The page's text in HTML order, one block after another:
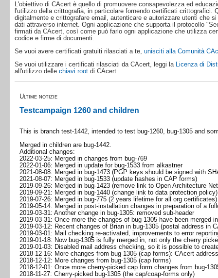
L'obiettivo di CAcert è quello di promuovere consapevolezza ed
l'utilizzo della crittografia, in particolare fornendo certificati
digitalmente e crittografare email, autenticare e autorizzare utenti che
dati attraverso internet. Ogni applicazione che supporta il protocollo
firmati da CAcert, così come può farlo ogni applicazione che utilizza
codice e firme di documenti.
Se vuoi avere certificati gratuiti rilasciati a te, unisciti alla Comunità
Se vuoi utilizzare i certificati rilasciati da CAcert, leggi la
Licenza di
all'utilizzo delle chiavi root di CAcert.
Ultime notizie
Testcampaign 1260 and children
This is branch test-1442, intended to test bug-1260, bug-1305 and
Merged in children are bug-1442.
Additional changes:
2022-03-25: Merged in changes from bug-769
2022-01-06: Merged in update for bug-1533 from alkastner
2021-08-08: Merged in bug-1473 (PGP keys should be signed with
2021-08-07: Merged in bug-1533 (update hashes in CAP forms)
2019-09-26: Merged in bug-1423 (remove link to Open Architecture
2019-09-21: Merged in bug-1440 (change link to data protection policy)
2019-07-26: Merged in bug-775 (2 years lifetime for all org certificates)
2019-05-14: Merged in post-installation changes in preparation of a
2019-03-31: Another change in bug-1305: removed sub-header
2019-03-31: Once more the changes of bug-1305 have been merged in
2019-03-12: Recent changes of Brian in bug-1305 (postal address in
2019-03-01: Mail checking re-activated, improvements to error
2019-01-18: Now bug-1305 is fully merged in, not only the cherry
2019-01-03: Disabled mail address checking, so it is possible to
2018-12-16: More changes from bug-1305 (cap forms): CAcert
2018-12-12: More changes from bug-1305 (cap forms)
2018-12-01: Once more cherry-picked cap form changes from bug-
2018-11-27: Cherry-picked bug-1305 (the cap/coap-forms only)